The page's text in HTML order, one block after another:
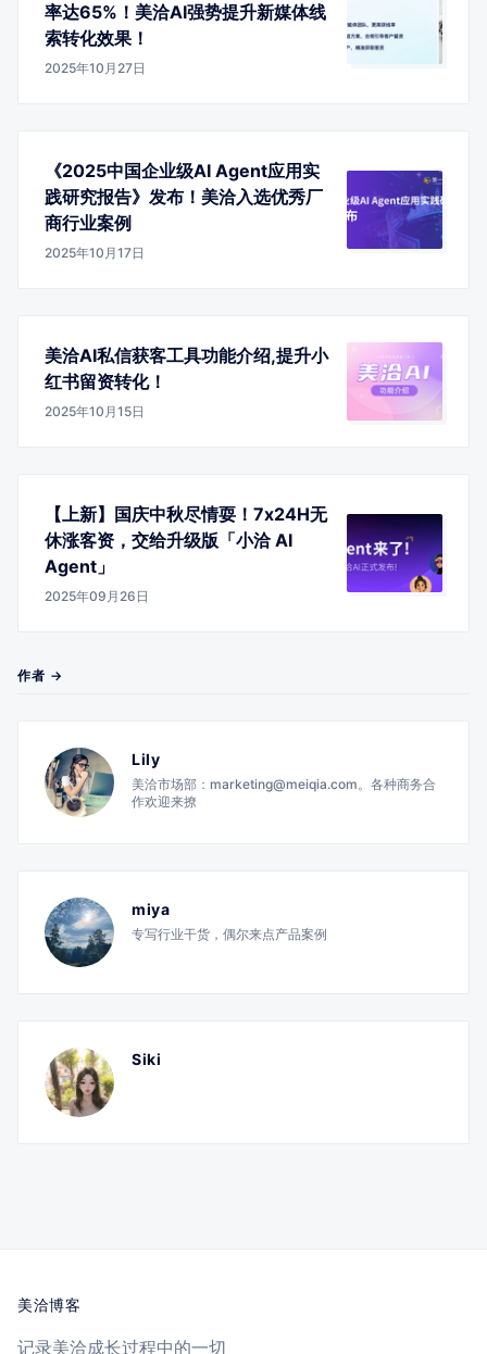
率达65%！美洽AI强势提升新媒体线
索转化效果！
2025年10月27日
《2025中国企业级AI Agent应用实
践研究报告》发布！美洽入选优秀厂
商行业案例
2025年10月17日
美洽AI私信获客工具功能介绍,提升小
红书留资转化！
2025年10月15日
【上新】国庆中秋尽情耍！7x24H无
休涨客资，交给升级版「小洽 AI
Agent」
2025年09月26日
作者 →
Lily
美洽市场部：marketing@meiqia.com。各种商务合
作欢迎来撩
miya
专写行业干货，偶尔来点产品案例
Siki
美洽博客
记录美洽成长过程中的一切